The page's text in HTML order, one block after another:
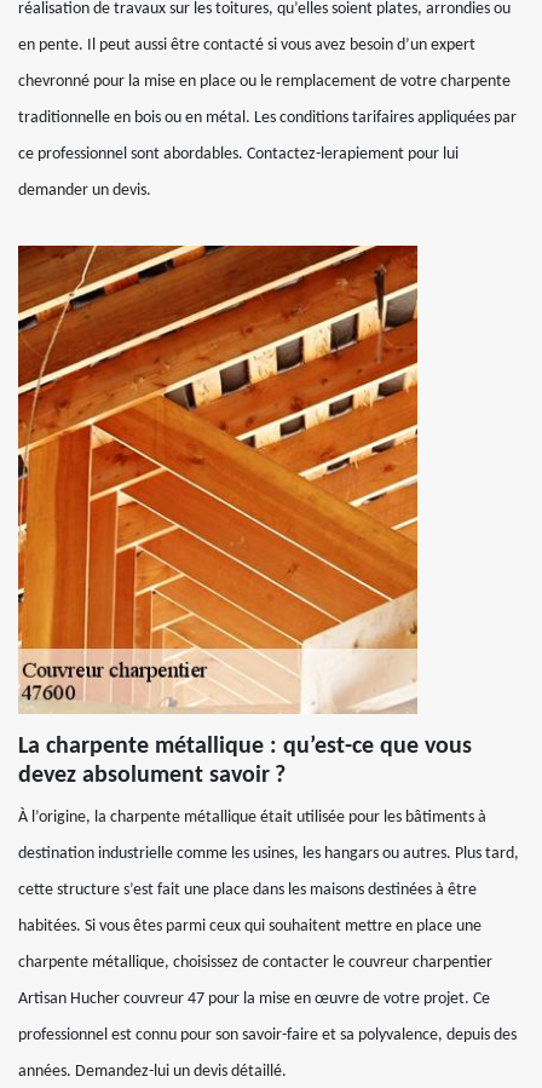
réalisation de travaux sur les toitures, qu’elles soient plates, arrondies ou
en pente. Il peut aussi être contacté si vous avez besoin d’un expert
chevronné pour la mise en place ou le remplacement de votre charpente
traditionnelle en bois ou en métal. Les conditions tarifaires appliquées par
ce professionnel sont abordables. Contactez-lerapiement pour lui
demander un devis.
La charpente métallique : qu’est-ce que vous
devez absolument savoir ?
À l’origine, la charpente métallique était utilisée pour les bâtiments à
destination industrielle comme les usines, les hangars ou autres. Plus tard,
cette structure s’est fait une place dans les maisons destinées à être
habitées. Si vous êtes parmi ceux qui souhaitent mettre en place une
charpente métallique, choisissez de contacter le couvreur charpentier
Artisan Hucher couvreur 47 pour la mise en œuvre de votre projet. Ce
professionnel est connu pour son savoir-faire et sa polyvalence, depuis des
années. Demandez-lui un devis détaillé.